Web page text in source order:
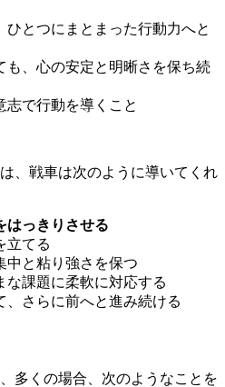
ひとつにまとまった行動力へと
も、心の安定と明晰さを保ち続
志で行動を導くこと
、戦車は次のように導いてくれ
はっきりさせる
立てる
中と粘り強さを保つ
な課題に柔軟に対応する
、さらに前へと進み続ける
多くの場合、次のようなことを